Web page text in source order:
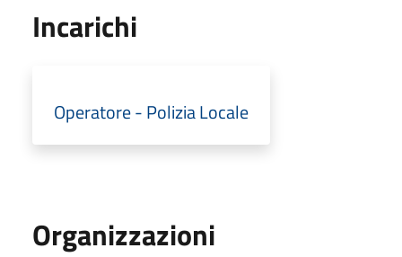
Incarichi
Operatore - Polizia Locale
Organizzazioni